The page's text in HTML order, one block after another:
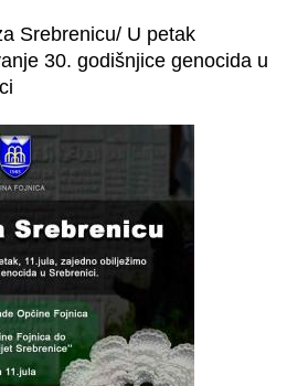
Srebrenicu/ U petak
30. godišnjice genocida u